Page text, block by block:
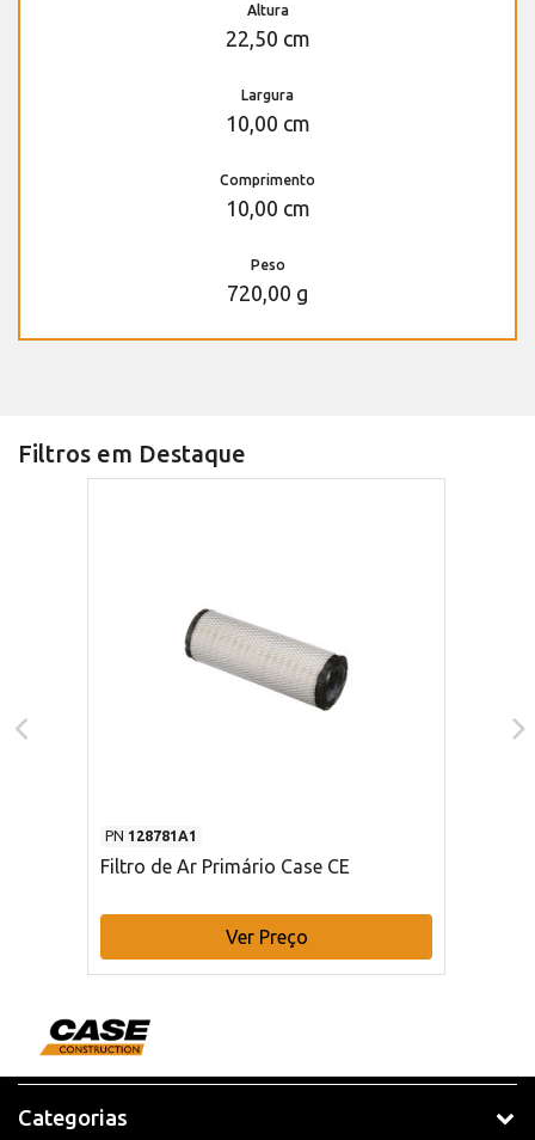
Altura
22,50 cm
Largura
10,00 cm
Comprimento
10,00 cm
Peso
720,00 g
Filtros em Destaque
PN 128781A1
Filtro de Ar Primário Case CE
Ver Preço
Categorias